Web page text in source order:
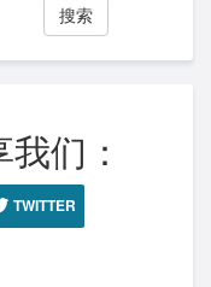
搜索
们：
TWITTER